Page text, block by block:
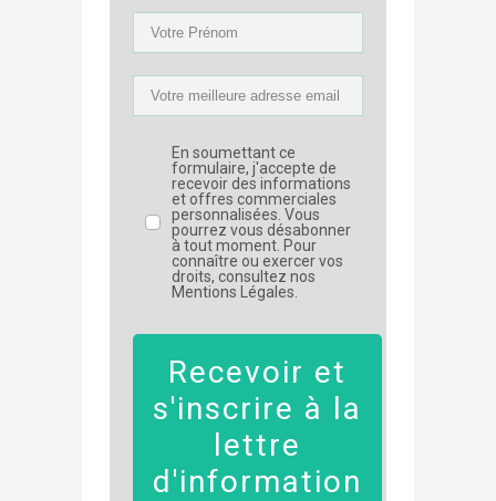
En soumettant ce
formulaire, j'accepte de
recevoir des informations
et offres commerciales
personnalisées. Vous
pourrez vous désabonner
à tout moment. Pour
connaître ou exercer vos
droits, consultez nos
Mentions Légales.
Recevoir et
s'inscrire à la
lettre
d'information